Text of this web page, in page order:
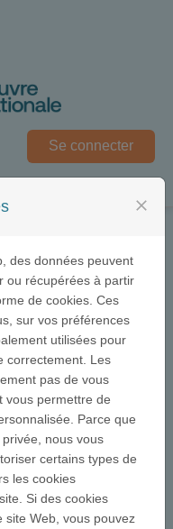
Se connecter
Œuvre
et votre mot de
close
des données peuvent
ou récupérées à partir
de cookies. Ces
sur vos préférences
utilisées pour
correctement. Les
pas de vous
vous permettre de
Parce que
nous vous
certains types de
les cookies
Si des cookies
site Web, vous pouvez